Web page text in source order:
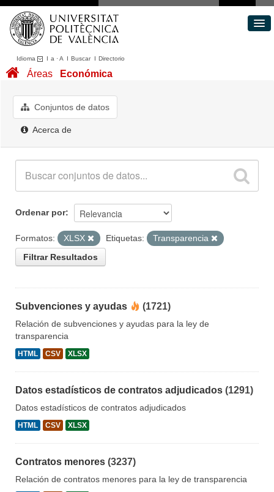
Idioma I a ·A I BuscarI Directorio
Conjuntos de datos
Acerca de
Áreas Económica
Conjuntos de datos
Acerca de
Ordenar por
Formatos: XLSX Etiquetas:
Transparencia
Filtrar Resultados
Subvenciones y ayudas (1721)
Relación de subvenciones y ayudas para la ley de
transparencia
HTML CSV XLSX
Datos estadísticos de contratos adjudicados (1291)
Datos estadísticos de contratos adjudicados
HTML CSV XLSX
Contratos menores (3237)
Relación de contratos menores para la ley de transparencia